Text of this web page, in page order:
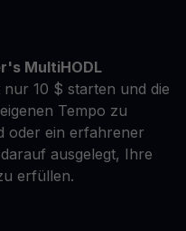
MultiHODL
nur 10 $ starten und die
Tempo zu
oder ein erfahrener
ausgelegt, Ihre
erfüllen.